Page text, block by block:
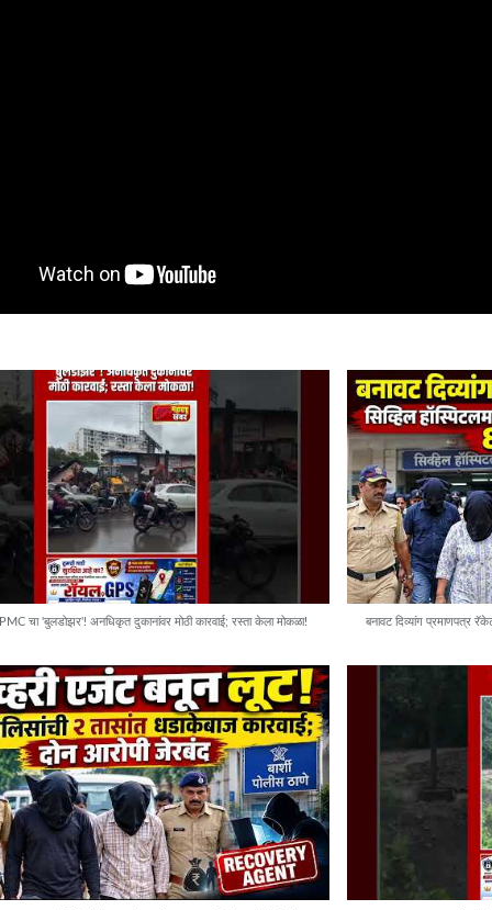
चा 'बुलडोझर'! अनधिकृत दुकानांवर मोठी कारवाई; रस्ता केला मोकळा! बनावट दिव्यांग प्रमाणपत्र